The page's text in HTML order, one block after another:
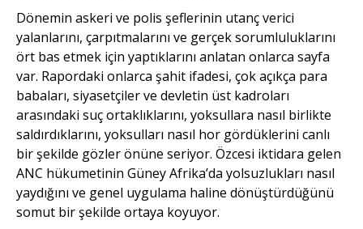
Dönemin askeri ve polis şeflerinin utanç verici
yalanlarını, çarpıtmalarını ve gerçek sorumluluklarını
ört bas etmek için yaptıklarını anlatan onlarca sayfa
var. Rapordaki onlarca şahit ifadesi, çok açıkça para
babaları, siyasetçiler ve devletin üst kadroları
arasındaki suç ortaklıklarını, yoksullara nasıl birlikte
saldırdıklarını, yoksulları nasıl hor gördüklerini canlı
bir şekilde gözler önüne seriyor. Özcesi iktidara gelen
ANC hükumetinin Güney Afrika’da yolsuzlukları nasıl
yaydığını ve genel uygulama haline dönüştürdüğünü
somut bir şekilde ortaya koyuyor.